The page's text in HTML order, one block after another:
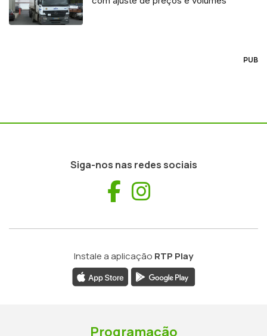
PUB
Siga-nos nas redes sociais
Facebook
Instale a aplicação RTP Play
Programação